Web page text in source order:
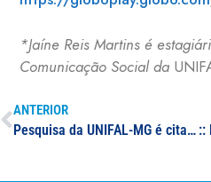
*Jaíne Reis Martins é
Comunicação Social da
ANTERIOR
Pesquisa da UNIFAL-MG é citada em reportagem sobre dificuldades enfrentadas por idosos na pandemia